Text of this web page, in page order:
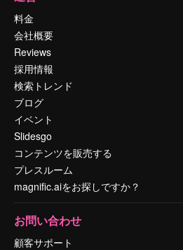
料金
会社概要
Reviews
採用情報
検索トレンド
ブログ
イベント
Slidesgo
コンテンツを販売する
プレスルーム
magnific.aiをお探しですか？
お問い合わせ
顧客サポート